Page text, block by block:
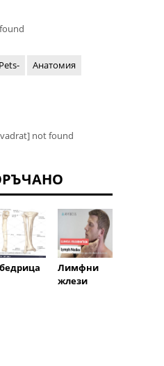
Анатомия
not found
Лимфни
жлези